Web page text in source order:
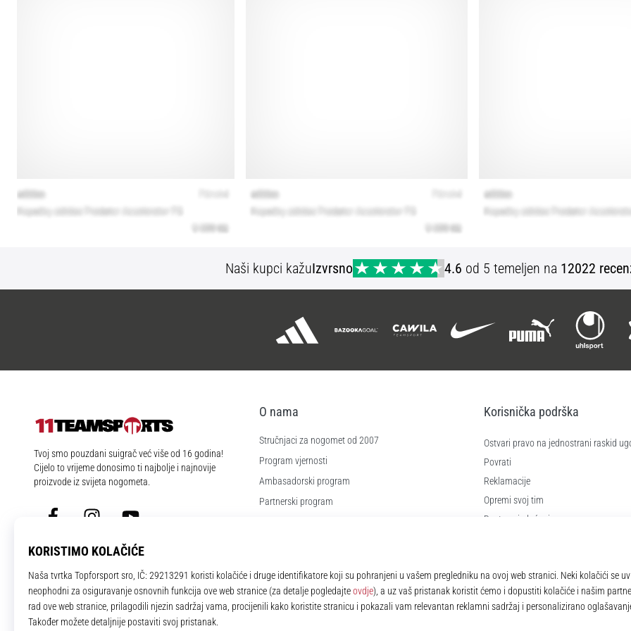
Naši kupci kažuIzvrsno 4.6 od 5 temeljen na 12022
11teamsports.hr
Tvoj smo pouzdani suigrač već više od 16 godina!
Cijelo to vrijeme donosimo ti najbolje i najnovije
proizvode iz svijeta nogometa.
FacebookInstagramYouTube
O nama
Stručnjaci za nogomet od 2007
Program vjernosti
Ambasadorski program
Partnerski program
Korisnička podrška
Ostvari pravo na jednostrani raskid
Povrati
Reklamacije
Opremi svoj tim
Dostava i plaćanje
Najčešća pitanja
Pravila o zaštiti osobnih podataka